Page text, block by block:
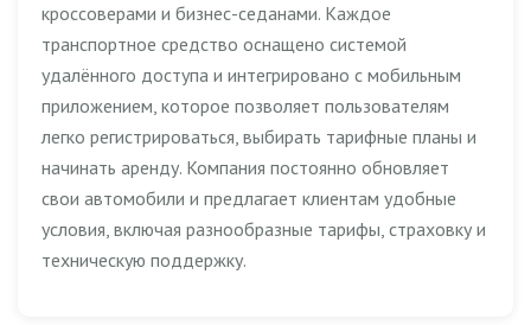
кроссоверами и бизнес-седанами. Каждое
транспортное средство оснащено системой
удалённого доступа и интегрировано с мобильным
приложением, которое позволяет пользователям
легко регистрироваться, выбирать тарифные планы и
начинать аренду. Компания постоянно обновляет
свои автомобили и предлагает клиентам удобные
условия, включая разнообразные тарифы, страховку и
техническую поддержку.